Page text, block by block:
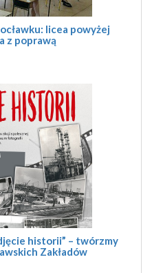
licea powyżej
z poprawą
historii” – twórzmy
Zakładów